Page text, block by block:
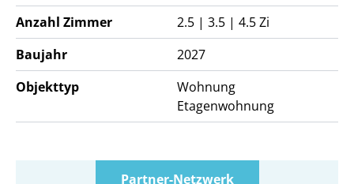
Anzahl Zimmer
2.5 | 3.5 | 4.5 Zi
Baujahr
2027
Objekttyp
Wohnung
Etagenwohnung
Partner-Netzwerk